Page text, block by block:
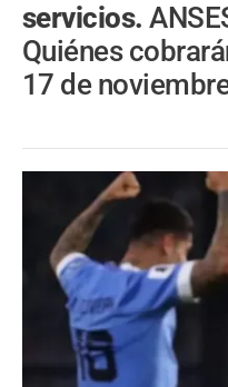
servicios.
Quiénes
17 de